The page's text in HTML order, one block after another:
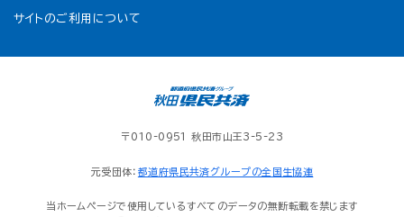
サイトのご利用について
〒010-0951 秋田市山王3-5-23
元受団体： 都道府県民共済グループの全国生協連
当ホームページで使用しているすべてのデータの無断転載を禁じます